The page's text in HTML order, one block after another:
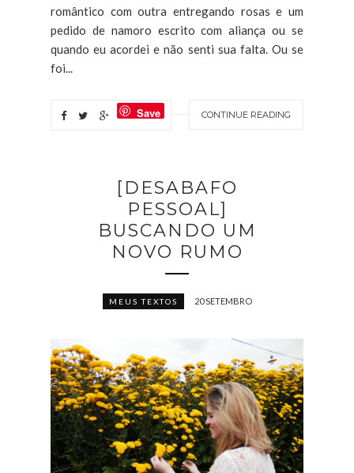
romântico com outra entregando rosas e um
pedido de namoro escrito com aliança ou se
quando eu acordei e não senti sua falta. Ou se
foi...
CONTINUE READING
Save
[DESABAFO
PESSOAL]
BUSCANDO UM
NOVO RUMO
MEUS TEXTOS 20 SETEMBRO